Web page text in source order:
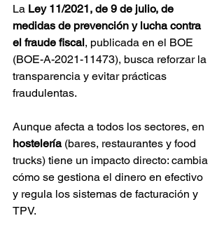
La Ley 11/2021, de 9 de julio, de
medidas de prevención y lucha contra
el fraude fiscal, publicada en el BOE
(BOE-A-2021-11473), busca reforzar la
transparencia y evitar prácticas
fraudulentas.
Aunque afecta a todos los sectores, en
hostelería (bares, restaurantes y food
trucks) tiene un impacto directo: cambia
cómo se gestiona el dinero en efectivo
y regula los sistemas de facturación y
TPV.